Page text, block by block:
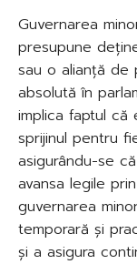
Guvernarea
presupune
sau o alianță de
absolută în
implica faptul
sprijinul pentru
asigurându-se
avansa legile
guvernarea
temporară și
și a asigura